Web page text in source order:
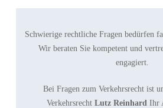
Schwierige rechtliche Fragen bedürfen
Wir beraten Sie kompetent und
engagiert.
Bei Fragen zum Verkehrsrecht ist
VerkehrsrechtLutz Reinhard Ihr